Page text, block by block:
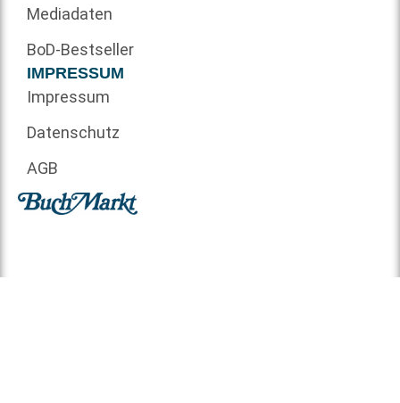
Mediadaten
BoD-Bestseller
IMPRESSUM
Impressum
Datenschutz
AGB